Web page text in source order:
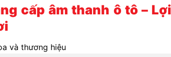
cấp âm thanh ô tô –